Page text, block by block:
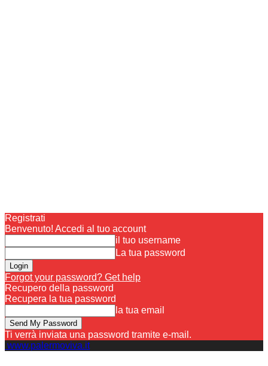
Registrati
Benvenuto! Accedi al tuo account
il tuo username
La tua password
Forgot your password? Get help
Recupero della password
Recupera la tua password
la tua email
Ti verrà inviata una password tramite e-mail.
www.palermoviva.it